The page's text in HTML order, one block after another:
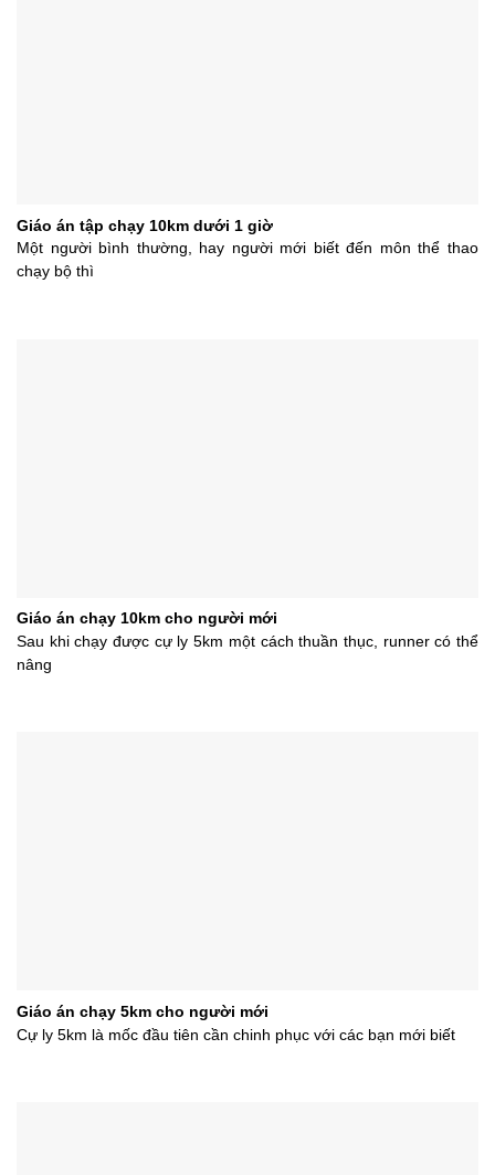
Giáo án tập chạy 10km dưới 1 giờ
Một người bình thường, hay người mới biết đến môn thể thao
chạy bộ thì
Giáo án chạy 10km cho người mới
Sau khi chạy được cự ly 5km một cách thuần thục, runner có thể
nâng
Giáo án chạy 5km cho người mới
Cự ly 5km là mốc đầu tiên cần chinh phục với các bạn mới biết